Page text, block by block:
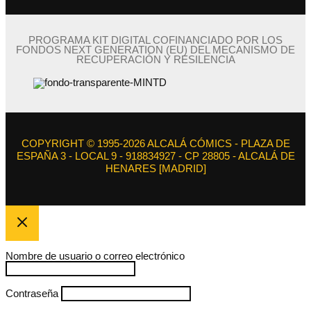
PROGRAMA KIT DIGITAL COFINANCIADO POR LOS
FONDOS NEXT GENERATION (EU) DEL MECANISMO DE
RECUPERACIÓN Y RESILENCIA
COPYRIGHT © 1995-2026 ALCALÁ CÓMICS - PLAZA DE
ESPAÑA 3 - LOCAL 9 - 918834927 - CP 28805 - ALCALÁ DE
HENARES [MADRID]
Nombre de usuario o correo electrónico
Contraseña